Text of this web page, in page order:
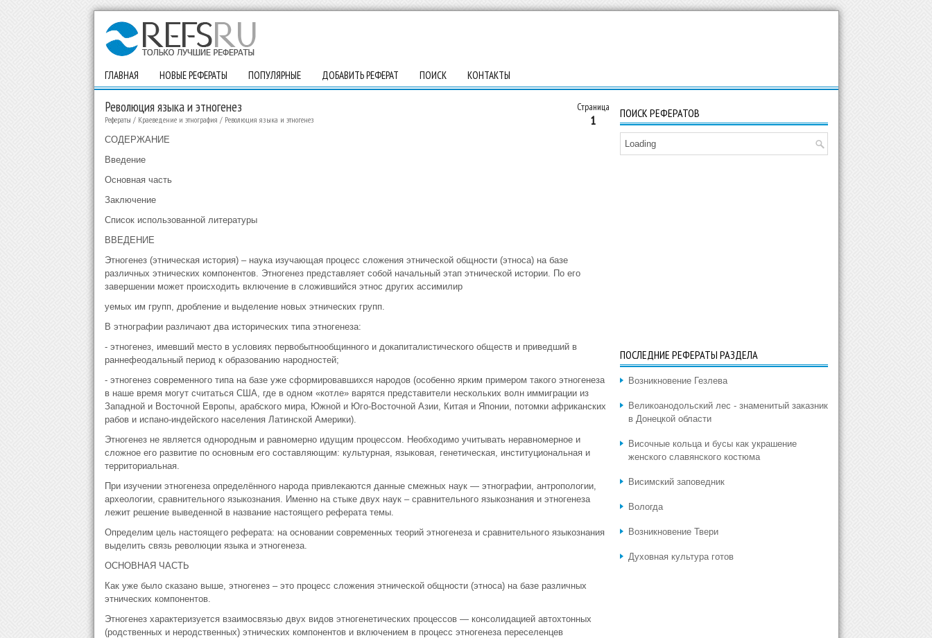
ГЛАВНАЯ НОВЫЕ РЕФЕРАТЫ ПОПУЛЯРНЫЕ ДОБАВИТЬ РЕФЕРАТ ПОИСК КОНТАКТЫ
Страница
1
Революция языка и этногенез
Рефераты / Краеведение и этнография / Революция языка и этногенез
СОДЕРЖАНИЕ
Введение
Основная часть
Заключение
Список использованной литературы
ВВЕДЕНИЕ
Этногенез (этническая история) – наука изучающая процесс сложения этнической общности (этноса) на базе
различных этнических компонентов. Этногенез представляет собой начальный этап этнической истории. По его
завершении может происходить включение в сложившийся этнос других ассимилир
уемых им групп, дробление и выделение новых этнических групп.
В этнографии различают два исторических типа этногенеза:
- этногенез, имевший место в условиях первобытнообщинного и докапиталистического обществ и приведший в
раннефеодальный период к образованию народностей;
- этногенез современного типа на базе уже сформировавшихся народов (особенно ярким примером такого этногенеза
в наше время могут считаться США, где в одном «котле» варятся представители нескольких волн иммиграции из
Западной и Восточной Европы, арабского мира, Южной и Юго-Восточной Азии, Китая и Японии, потомки африканских
рабов и испано-индейского населения Латинской Америки).
Этногенез не является однородным и равномерно идущим процессом. Необходимо учитывать неравномерное и
сложное его развитие по основным его составляющим: культурная, языковая, генетическая, институциональная и
территориальная.
При изучении этногенеза определённого народа привлекаются данные смежных наук — этнографии, антропологии,
археологии, сравнительного языкознания. Именно на стыке двух наук – сравнительного языкознания и этногенеза
лежит решение выведенной в название настоящего реферата темы.
Определим цель настоящего реферата: на основании современных теорий этногенеза и сравнительного языкознания
выделить связь революции языка и этногенеза.
ОСНОВНАЯ ЧАСТЬ
Как уже было сказано выше, этногенез – это процесс сложения этнической общности (этноса) на базе различных
этнических компонентов.
Этногенез характеризуется взаимосвязью двух видов этногенетических процессов — консолидацией автохтонных
(родственных и неродственных) этнических компонентов и включением в процесс этногенеза переселенцев
ПОИСК РЕФЕРАТОВ
Loading
ПОСЛЕДНИЕ РЕФЕРАТЫ РАЗДЕЛА
Возникновение Гезлева
Великоанодольский лес - знаменитый заказник
в Донецкой области
Височные кольца и бусы как украшение
женского славянского костюма
Висимский заповедник
Вологда
Возникновение Твери
Духовная культура готов